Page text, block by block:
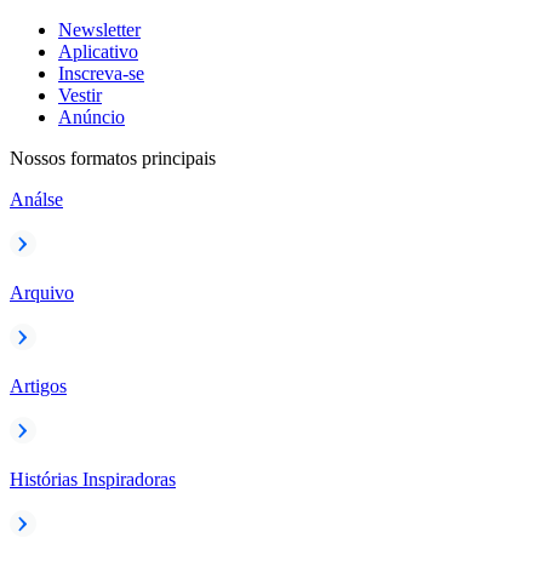
Newsletter
Aplicativo
Inscreva-se
Vestir
Anúncio
Nossos formatos principais
Análse
Arquivo
Artigos
Histórias Inspiradoras